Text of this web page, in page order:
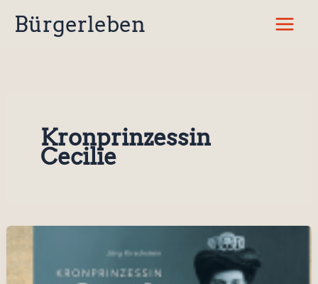
InhaltBürgerleben
Kronprinzessin
Cecilie